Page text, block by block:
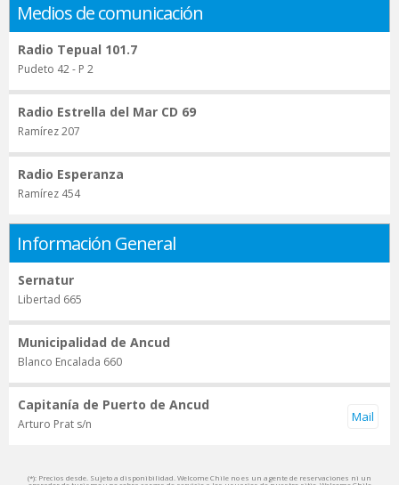
Medios de comunicación
Radio Tepual 101.7
Pudeto 42 - P 2
Radio Estrella del Mar CD 69
Ramírez 207
Radio Esperanza
Ramírez 454
Información General
Sernatur
Libertad 665
Municipalidad de Ancud
Blanco Encalada 660
Capitanía de Puerto de Ancud
Arturo Prat s/n
(*): Precios desde. Sujeto a disponibilidad. Welcome Chile no es un agente de reservaciones ni un